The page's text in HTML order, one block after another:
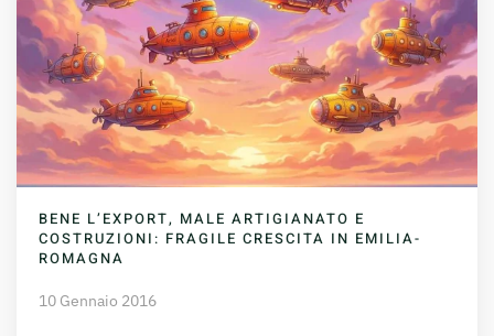
BENE L’EXPORT, MALE ARTIGIANATO E
COSTRUZIONI: FRAGILE CRESCITA IN EMILIA-
ROMAGNA
10 Gennaio 2016